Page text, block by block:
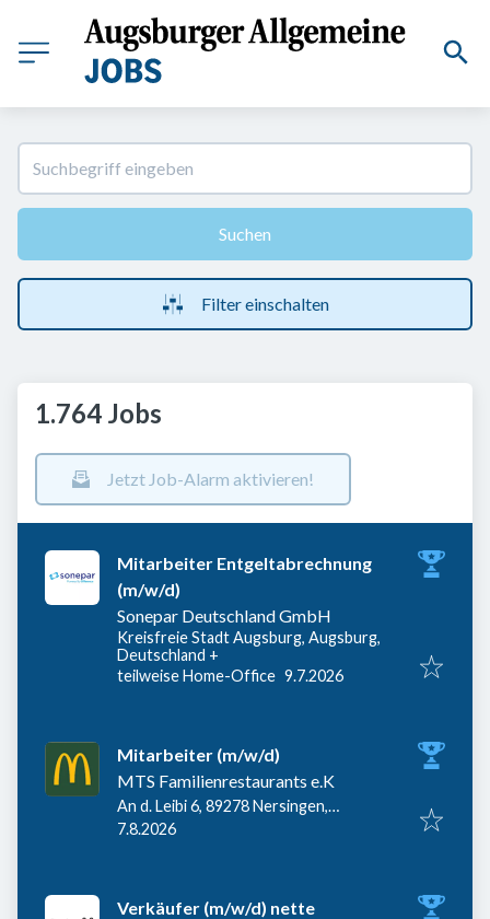
Suchen
Filter einschalten
1.764 Jobs
Jetzt Job-Alarm aktivieren!
Mitarbeiter Entgeltabrechnung
(m/w/d)
Sonepar Deutschland GmbH
Kreisfreie Stadt Augsburg, Augsburg,
Deutschland +
teilweise Home-Office Veröffentlicht
9.7.2026
Mitarbeiter (m/w/d)
MTS Familienrestaurants e.K
An d. Leibi 6, 89278 Nersingen,
Deutschland
Veröffentlicht
7.8.2026
Verkäufer (m/w/d) nette